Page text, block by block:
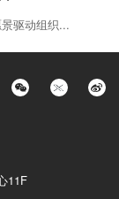
驱动组织...
11F